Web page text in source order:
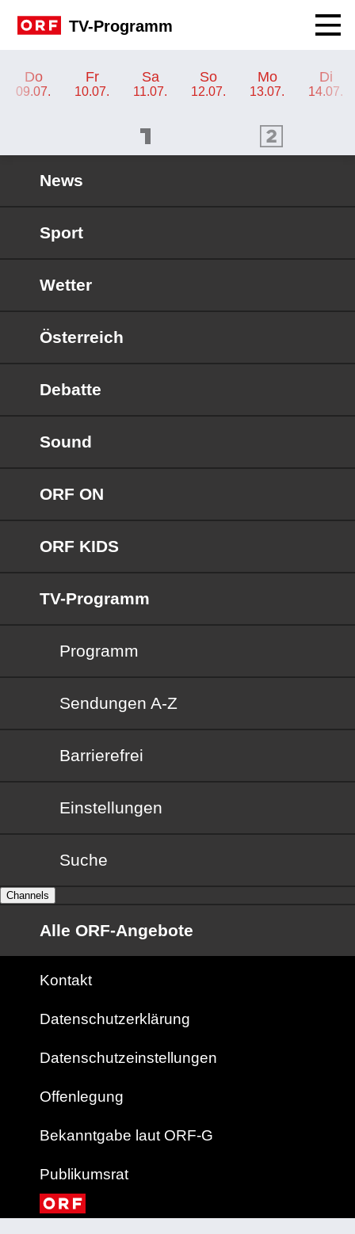
TV-Programm
Do
09.07.
Fr
10.07.
Sa
11.07.
So
12.07.
Mo
13.07.
Di
14.07.
ORF 2 Programm
News
Sport
Wetter
Österreich
Debatte
Sound
ORF ON
ORF KIDS
TV-Programm
Programm
Sendungen von A bis Z
Sendungen A-Z
Barrierefrei
Barrierefrei
Einstellungen
Suche
Channels
Alle ORF-Angebote
Kontakt
Datenschutzerklärung
Datenschutzeinstellungen
Offenlegung
Bekanntgabe laut ORF-G
Publikumsrat